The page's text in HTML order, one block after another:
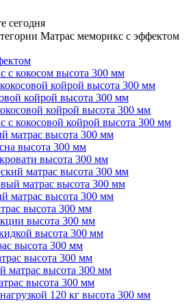
сегодня
Матрас меморикс с эффектом
с кокосом высота 300 мм
койрой высота 300 мм
койрой высота 300 мм
койрой высота 300 мм
с кокосовой койрой высота 300 мм
матрас высота 300 мм
высота 300 мм
высота 300 мм
матрас высота 300 мм
матрас высота 300 мм
матрас высота 300 мм
высота 300 мм
высота 300 мм
высота 300 мм
высота 300 мм
высота 300 мм
матрас высота 300 мм
высота 300 мм
120 кг высота 300 мм